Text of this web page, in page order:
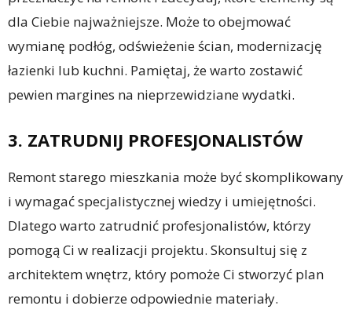
dla Ciebie najważniejsze. Może to obejmować
wymianę podłóg, odświeżenie ścian, modernizację
łazienki lub kuchni. Pamiętaj, że warto zostawić
pewien margines na nieprzewidziane wydatki.
3. ZATRUDNIJ PROFESJONALISTÓW
Remont starego mieszkania może być skomplikowany
i wymagać specjalistycznej wiedzy i umiejętności.
Dlatego warto zatrudnić profesjonalistów, którzy
pomogą Ci w realizacji projektu. Skonsultuj się z
architektem wnętrz, który pomoże Ci stworzyć plan
remontu i dobierze odpowiednie materiały.